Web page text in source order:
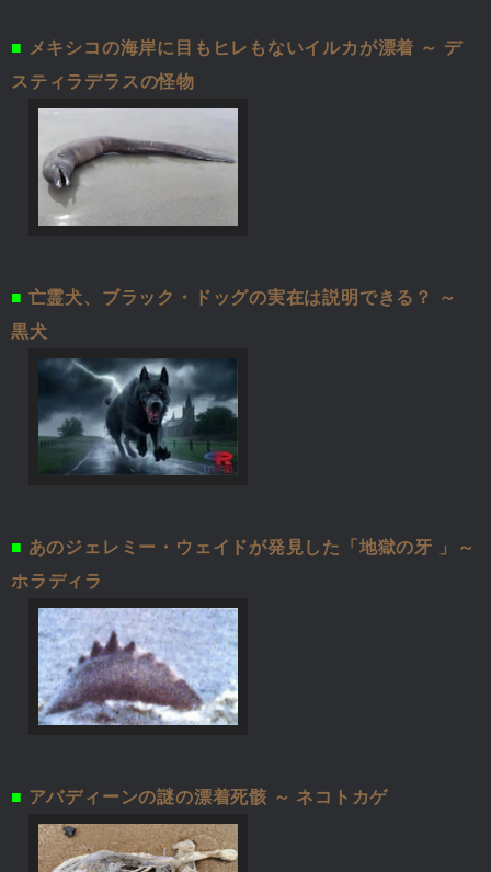
■ メキシコの海岸に目もヒレもないイルカが漂着 ～ デ
スティラデラスの怪物
■ 亡霊犬、ブラック・ドッグの実在は説明できる？ ～
黒犬
■ あのジェレミー・ウェイドが発見した「地獄の牙 」～
ホラディラ
■ アバディーンの謎の漂着死骸 ～ ネコトカゲ